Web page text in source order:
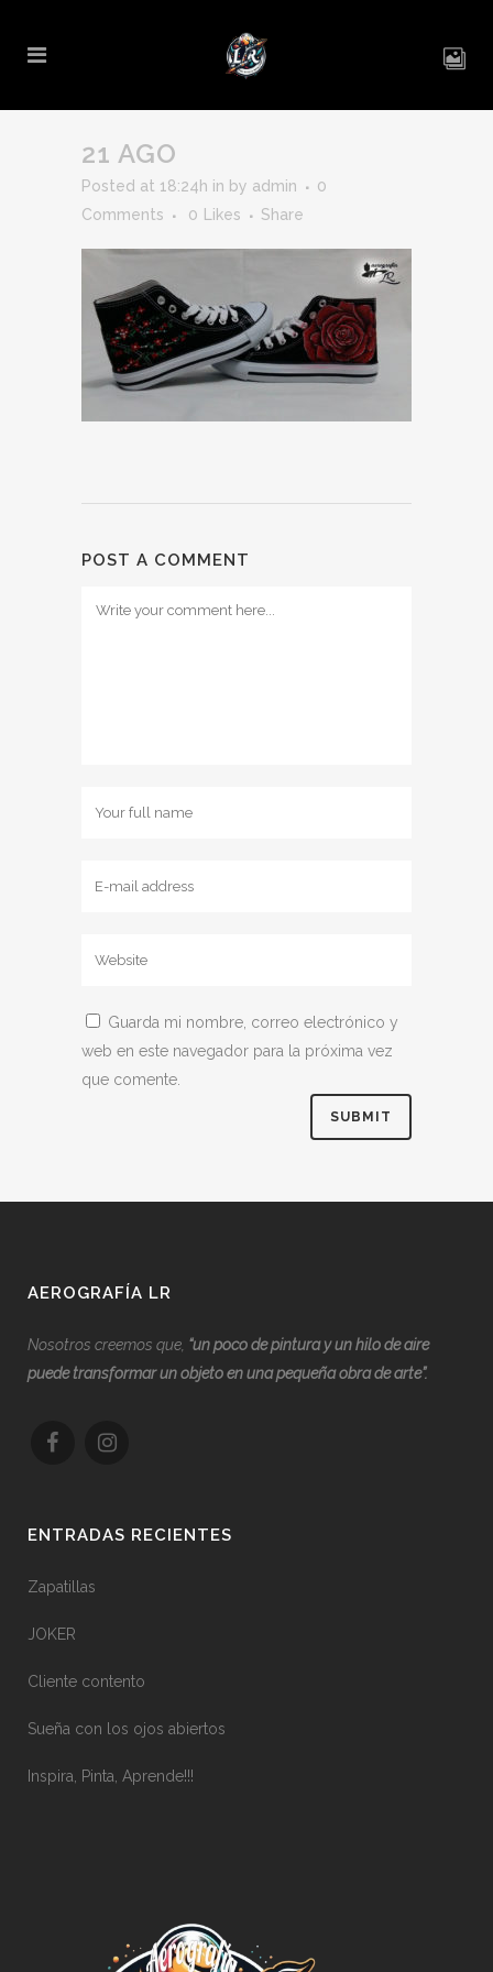
21 AGO
Posted at 18:24h in by admin
0
Comments
0 Likes Share
POST A COMMENT
Guarda mi nombre, correo electrónico y
web en este navegador para la próxima vez
que comente.
AEROGRAFÍA LR
Nosotros creemos que, “un poco de pintura y un hilo de aire
puede transformar un objeto en una pequeña obra de arte”.
ENTRADAS RECIENTES
Zapatillas
JOKER
Cliente contento
Sueña con los ojos abiertos
Inspira, Pinta, Aprende!!!